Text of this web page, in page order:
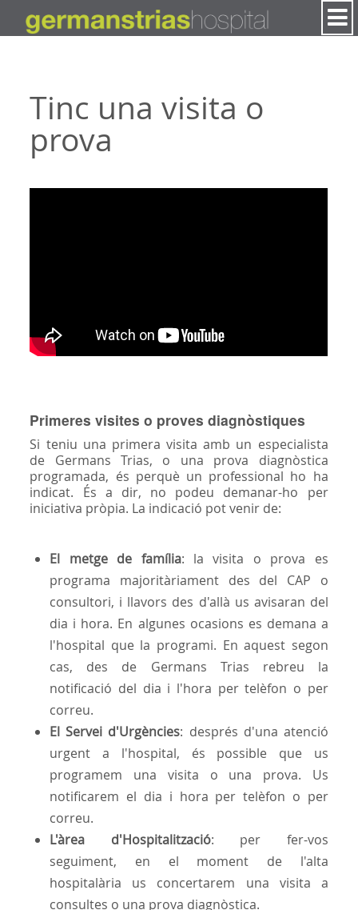
Tinc una visita o
prova
Primeres visites o proves diagnòstiques
Si teniu una primera visita amb un especialista
de Germans Trias, o una prova diagnòstica
programada, és perquè un professional ho ha
indicat. És a dir, no podeu demanar-ho per
iniciativa pròpia. La indicació pot venir de:
El metge de família: la visita o prova es
programa majoritàriament des del CAP o
consultori, i llavors des d'allà us avisaran del
dia i hora. En algunes ocasions es demana a
l'hospital que la programi. En aquest segon
cas, des de Germans Trias rebreu la
notificació del dia i l'hora per telèfon o per
correu.
El Servei d'Urgències: després d'una atenció
urgent a l'hospital, és possible que us
programem una visita o una prova. Us
notificarem el dia i hora per telèfon o per
correu.
L'àrea d'Hospitalització: per fer-vos
seguiment, en el moment de l'alta
hospitalària us concertarem una visita a
consultes o una prova diagnòstica.